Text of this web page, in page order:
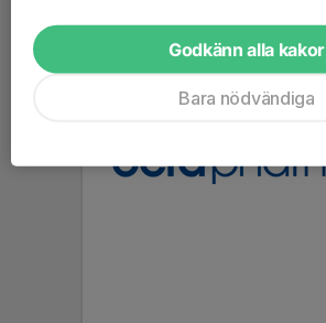
Godkänn alla kakor
Bara nödvändiga